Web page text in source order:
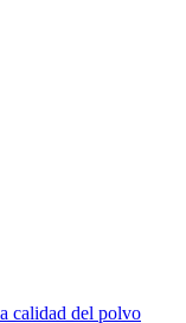
calidad del polvo